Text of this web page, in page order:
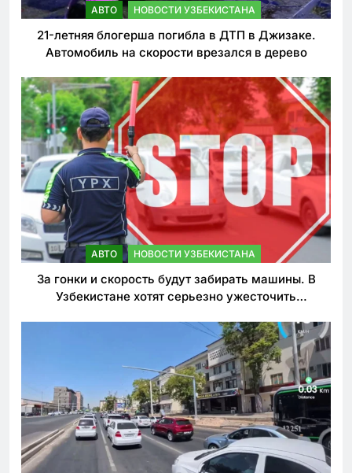
АВТО НОВОСТИ УЗБЕКИСТАНА
21-летняя блогерша погибла в ДТП в Джизаке.
Автомобиль на скорости врезался в дерево
АВТО НОВОСТИ УЗБЕКИСТАНА
За гонки и скорость будут забирать машины. В
Узбекистане хотят серьезно ужесточить